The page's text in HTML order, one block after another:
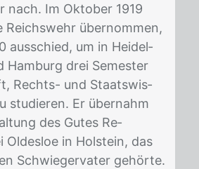
nach. Im Ok­to­ber 1919
Reichs­wehr über­nom­men,
aus­schied, um in Hei­del­
Ham­burg drei Se­mes­ter
Rechts- und Staats­wis­
stu­die­ren. Er über­nahm
des Gu­tes Re­
in Hol­stein, das
Schwie­ger­va­ter ge­hör­te.